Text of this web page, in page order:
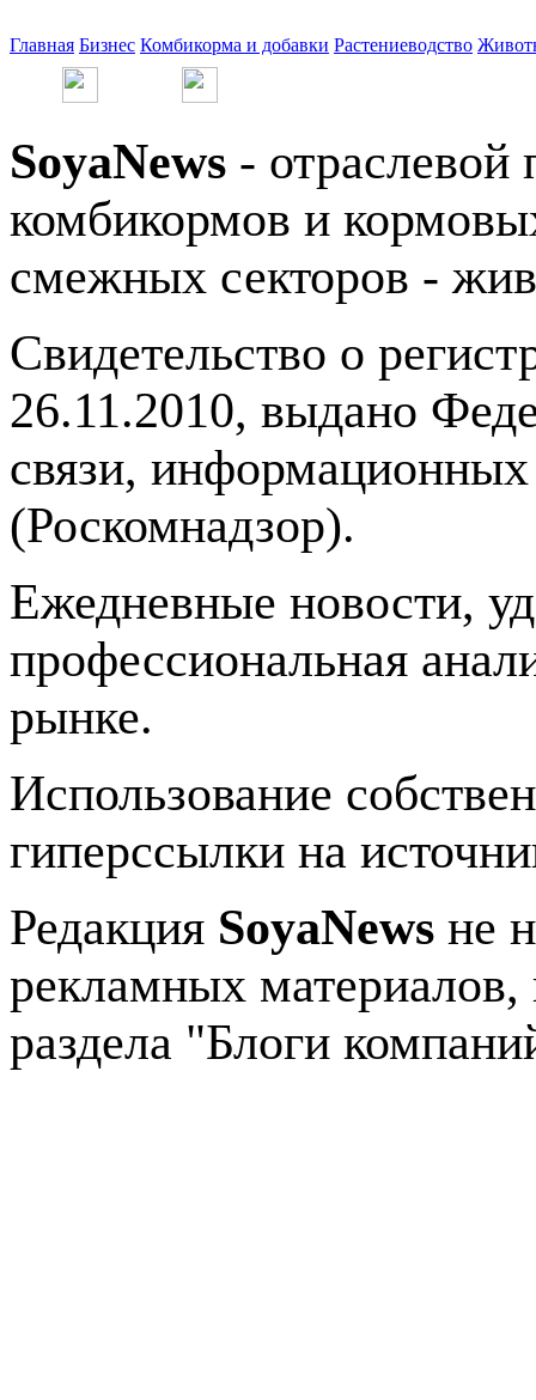
Главная Бизнес Комбикорма и добавки Растениеводство
SoyaNews - отраслевой
комбикормов и
смежных секторов -
Свидетельство о
26.11.2010, выдано
связи,
(Роскомнадзор).
Ежедневные новости,
профессиональная
рынке.
Использование
гиперссылки на
Редакция SoyaNews не
рекламных
раздела "Блоги